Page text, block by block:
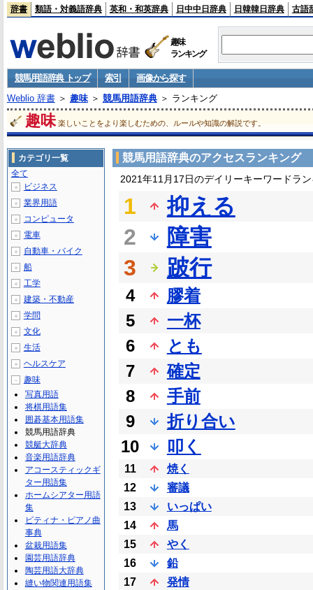
辞書 類語・対義語辞典 英和・和英辞典 日中中日辞典 日韓韓日辞典 古語
趣味
ランキング
競馬用語辞典 トップ 索引
画像から探す
Weblio 辞書＞ 趣味＞ 競馬用語辞典＞ ランキング
趣味 楽しいことをより楽しむための、ルールや知識の解説です。
競馬用語辞典のアクセスランキング
2021年11月17日のデイリーキーワードラ
1
抑える
2
障害
3
跛行
4
膠着
5
一杯
6
とも
7
確定
8
手前
9
折り合い
10
叩く
11
焼く
12
審議
13
いっぱい
14
馬
15
やく
16
鉛
17
発情
カテゴリ一覧
全て
＋ ビジネス
＋ 業界用語
＋ コンピュータ
＋ 電車
＋ 自動車・バイク
＋ 船
＋ 工学
＋ 建築・不動産
＋ 学問
＋ 文化
＋ 生活
＋ ヘルスケア
－
趣味
写真用語
将棋用語集
囲碁基本用語集
競馬用語辞典
競艇大辞典
音楽用語辞典
アコースティックギ
ター用語集
ホームシアター用語
集
ピティナ・ピアノ曲
事典
盆栽用語集
園芸用語辞典
陶芸用語大辞典
縫い物関連用語集